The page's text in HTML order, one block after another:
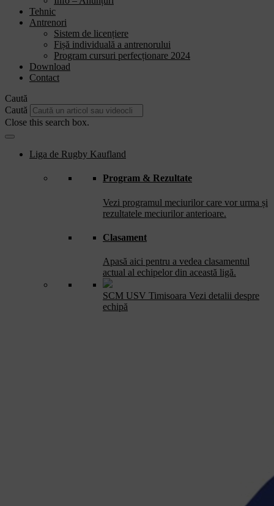
Tehnic
Antrenori
Sistem de licențiere
Fișă individuală a antrenorului
Program cursuri perfecționare 2024
Download
Contact
Caută
Caută
Close this search box.
Liga de Rugby Kaufland
Program & Rezultate
Vezi programul meciurilor care vor urma și
rezultatele meciurilor anterioare.
Clasament
Apasă aici pentru a vedea clasamentul
actual al echipelor din această ligă.
SCM USV Timisoara Vezi detalii despre
echipă